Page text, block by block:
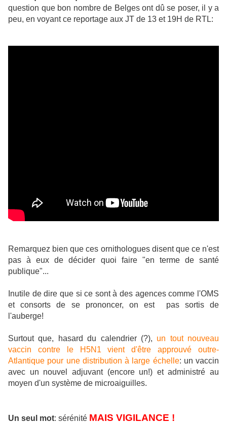
question que bon nombre de Belges ont dû se poser, il y a
peu, en voyant ce reportage aux JT de 13 et 19H de RTL:
Remarquez bien que ces ornithologues disent que ce n'est
pas à eux de décider quoi faire "en terme de santé
publique"...
Inutile de dire que si ce sont à des agences comme l'OMS
et consorts de se prononcer, on est pas sortis de
l'auberge!
Surtout que, hasard du calendrier (?), un tout nouveau
vaccin contre le H5N1 vient d'être approuvé outre-
Atlantique pour une distribution à large échelle: un vaccin
avec un nouvel adjuvant (encore un!) et administré au
moyen d'un système de microaiguilles.
Un seul mot: sérénité MAIS VIGILANCE !